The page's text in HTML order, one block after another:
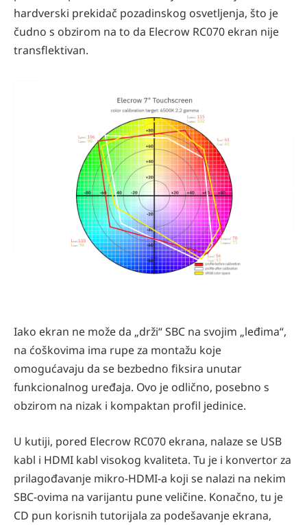
hardverski prekidač pozadinskog osvetljenja, što je
čudno s obzirom na to da Elecrow RC070 ekran nije
transflektivan.
Iako ekran ne može da „drži“ SBC na svojim „leđima“,
na ćoškovima ima rupe za montažu koje
omogućavaju da se bezbedno ﬁksira unutar
funkcionalnog uređaja. Ovo je odlično, posebno s
obzirom na nizak i kompaktan proﬁl jedinice.
U kutiji, pored Elecrow RC070 ekrana, nalaze se USB
kabl i HDMI kabl visokog kvaliteta. Tu je i konvertor za
prilagođavanje mikro-HDMI-a koji se nalazi na nekim
SBC-ovima na varijantu pune veličine. Konačno, tu je
CD pun korisnih tutorijala za podešavanje ekrana,